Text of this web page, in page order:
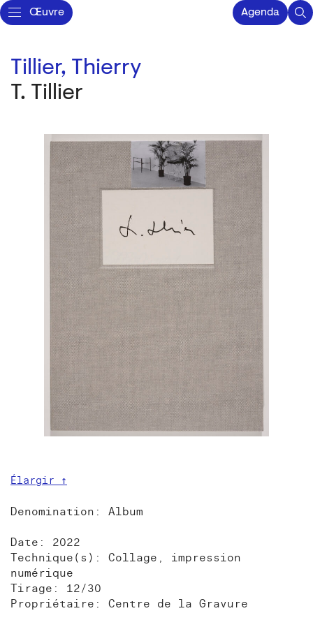
Œuvre Agenda
Tillier, Thierry
T. Tillier
Élargir ↑
Denomination: Album
Date: 2022
Technique(s): Collage, impression
numérique
Tirage: 12/30
Propriétaire: Centre de la Gravure